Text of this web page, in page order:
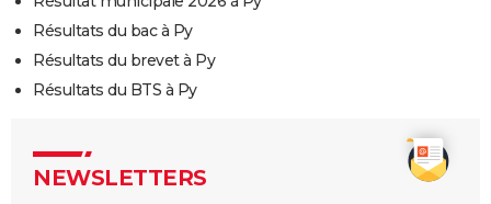
Résultats du bac à Py
Résultats du brevet à Py
Résultats du BTS à Py
NEWSLETTERS